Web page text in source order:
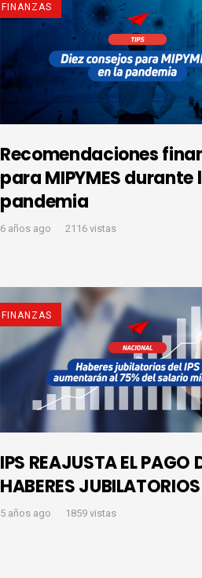
FINANZAS
Recomendaciones
para MIPYMES durante
pandemia
6 años ago 2116 vistas
FINANZAS
IPS REAJUSTA EL PAGO
HABERES JUBILATORIOS
5 años ago 1859 vistas